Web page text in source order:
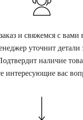
и свяжемся с вами
уточнит детали
наличие
интересующие вас